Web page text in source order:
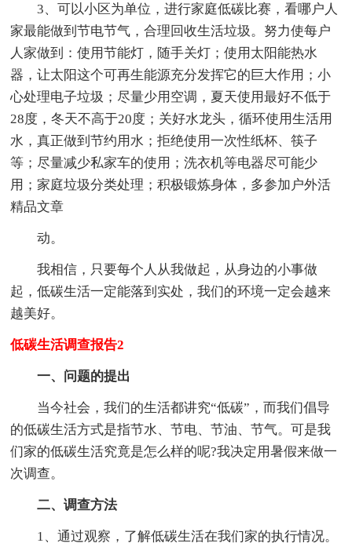
3、可以小区为单位，进行家庭低碳比赛，看哪户人
家最能做到节电节气，合理回收生活垃圾。努力使每户
人家做到：使用节能灯，随手关灯；使用太阳能热水
器，让太阳这个可再生能源充分发挥它的巨大作用；小
心处理电子垃圾；尽量少用空调，夏天使用最好不低于
28度，冬天不高于20度；关好水龙头，循环使用生活用
水，真正做到节约用水；拒绝使用一次性纸杯、筷子
等；尽量减少私家车的使用；洗衣机等电器尽可能少
用；家庭垃圾分类处理；积极锻炼身体，多参加户外活
精品文章
动。
我相信，只要每个人从我做起，从身边的小事做
起，低碳生活一定能落到实处，我们的环境一定会越来
越美好。
低碳生活调查报告2
一、问题的提出
当今社会，我们的生活都讲究“低碳”，而我们倡导
的低碳生活方式是指节水、节电、节油、节气。可是我
们家的低碳生活究竟是怎么样的呢?我决定用暑假来做一
次调查。
二、调查方法
1、通过观察，了解低碳生活在我们家的执行情况。